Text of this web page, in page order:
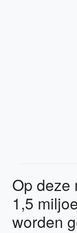
Op deze
1,5
worden